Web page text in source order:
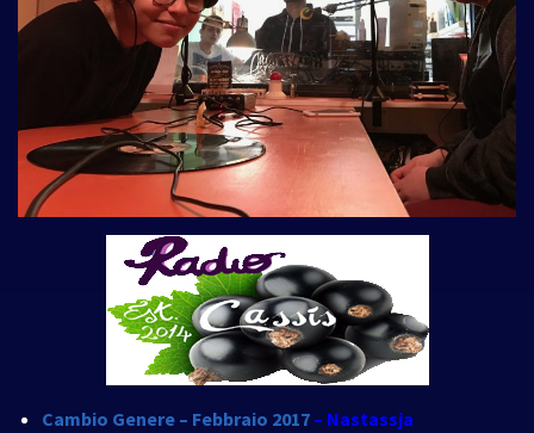
Cambio Genere – Febbraio 2017 – Nastassja